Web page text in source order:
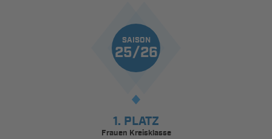
SAISON
25/26
1. PLATZ
Frauen Kreisklasse